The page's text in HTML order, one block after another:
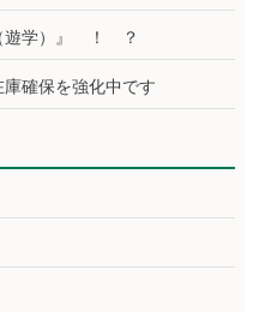
遊学）』 ！ ？
確保を強化中です